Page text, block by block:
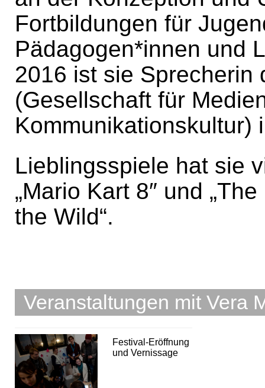
Fortbildungen für
Pädagogen*innen und
2016 ist sie Sprecherin
(Gesellschaft für
Kommunikationskultur)
Lieblingsspiele hat sie
„Mario Kart 8″ und
the Wild“.
Veranstaltungen mit Vera
Festival-Eröffnung
und Vernissage